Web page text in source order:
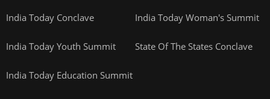
India Today Conclave India Today Woman's Summit
India Today Youth Summit State Of The States Conclave
India Today Education Summit